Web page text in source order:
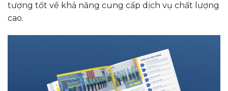
tượng tốt về khả năng cung cấp dịch vụ chất lượng
cao.